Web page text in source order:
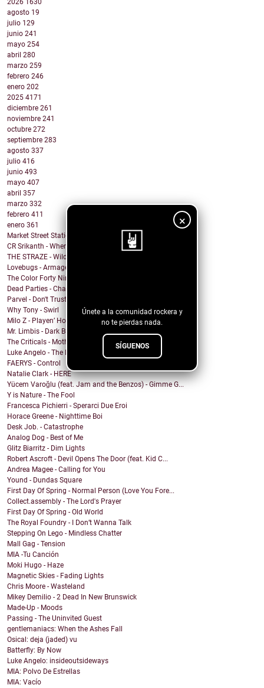
×
Únete a la comunidad rockera y
no te pierdas nada.
SÍGUENOS
2026 1630
agosto 19
julio 129
junio 241
mayo 254
abril 280
marzo 259
febrero 246
enero 202
2025 4171
diciembre 261
noviembre 241
octubre 272
septiembre 283
agosto 337
julio 416
junio 493
mayo 407
abril 357
marzo 332
febrero 411
enero 361
Market Street Station - Gehenna
CR Srikanth - When You Wake Up
THE STRAZE - Wild Nights
Lovebugs - Armageddon
The Color Forty Nine - We Send Satellites
Dead Parties - Charles Manson
Parvel - Don't Trust The Sirens
Why Tony - Swirl
Milo Z - Playen’ Hookie
Mr. Limbis - Dark Butterfly
The Criticals - Mother of Style
Luke Angelo - The Pool
FAERYS - Control
Natalie Clark - HERE
Yücem Varoğlu (feat. Jam and the Benzos) - Gimme G...
Y is Nature - The Fool
Francesca Pichierri - Sperarci Due Eroi
Horace Greene - Nighttime Boi
Desk Job. - Catastrophe
Analog Dog - Best of Me
Glitz Biarritz - Dim Lights
Robert Ascroft - Devil Opens The Door (feat. Kid C...
Andrea Magee - Calling for You
Yound - Dundas Square
First Day Of Spring - Normal Person (Love You Fore...
Collect.assembly - The Lord's Prayer
First Day Of Spring - Old World
The Royal Foundry - I Don’t Wanna Talk
Stepping On Lego - Mindless Chatter
Mall Gag - Tension
MIA -Tu Canción
Moki Hugo - Haze
Magnetic Skies - Fading Lights
Chris Moore - Wasteland
Mikey Demilio - 2 Dead In New Brunswick
Made-Up - Moods
Passing - The Uninvited Guest
gentlemaniacs: When the Ashes Fall
Osical: deja (jaded) vu
Batterfly: By Now
Luke Angelo: insideoutsideways
MIA: Polvo De Estrellas
MIA: Vacío